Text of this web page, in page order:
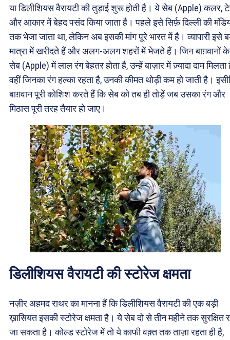
या डिलीशियस वैरायटी की तुड़ाई शुरू होती है। ये सेब (Apple) कलर,
और आकार में बेहद पसंद किया जाता है। पहले इसे सिर्फ़ दिल्ली की
तक भेजा जाता था, लेकिन अब इसकी मांग पूरे भारत में है। व्यापारी इसे
मात्रा में खरीदते हैं और अलग-अलग शहरों में भेजते हैं। जिन बाग़वानों के
सेब (Apple) में लाल रंग बेहतर होता है, उन्हें बाज़ार में ज़्यादा दाम
वहीं जिनका रंग हल्का रहता है, उनकी कीमत थोड़ी कम हो जाती है।
बाग़वान पूरी कोशिश करते हैं कि सेब को तब ही तोड़ें जब उसका रंग और
मिठास पूरी तरह तैयार हो जाए।
डिलीशियस वैरायटी की स्टोरेज क्षमता
नज़ीर अहमद राथर का मानना हैं कि डिलीशियस वैरायटी की एक बड़ी
ख़ासियत इसकी स्टोरेज क्षमता है। ये सेब दो से तीन महीने तक सुरक्षित
जा सकता है। कोल्ड स्टोरेज में तो ये काफी वक़्त तक ताज़ा रहता ही है,